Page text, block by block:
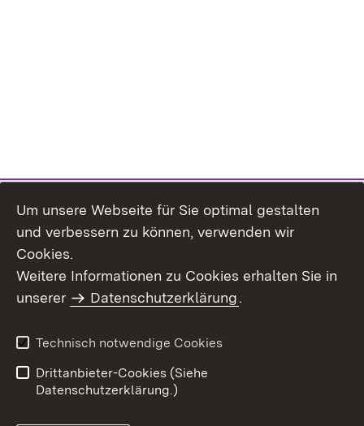
Benutzungshinweise
Erklärung zur
Um unsere Webseite für Sie optimal gestalten
und verbessern zu können, verwenden wir
Cookies.
Weitere Informationen zu Cookies erhalten Sie in
unserer
Datenschutzerklärung.
Technisch notwendige Cookies
Drittanbieter-Cookies (Siehe
Datenschutzerklärung.)